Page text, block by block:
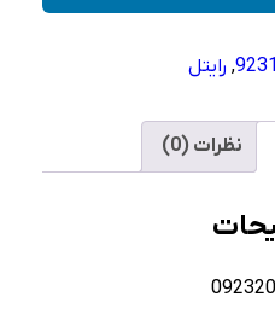
, رایتل
نظرات (0)